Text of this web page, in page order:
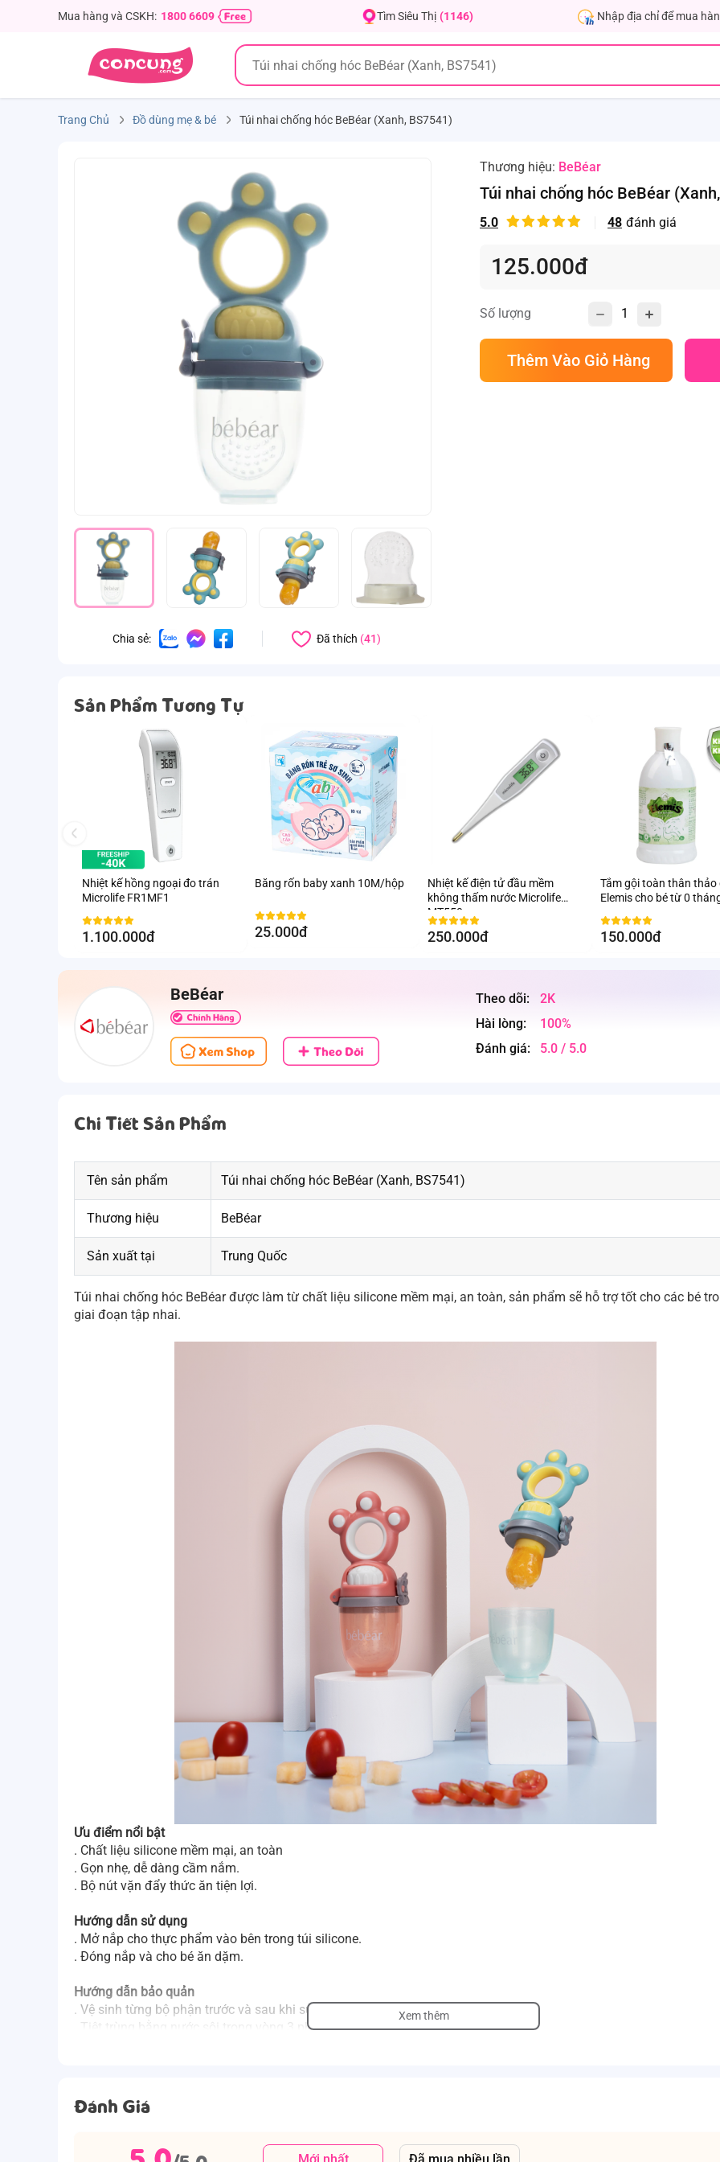
Mua hàng và CSKH: 1800 6609 Tìm Siêu Thị (1146) Nhập địa chỉ để mua
Trang Chủ Đồ dùng mẹ & bé Túi nhai chống hóc BeBéar (Xanh, BS7541)
Chia sẻ: Đã thích (41)
Thương hiệu: BeBéar
Túi nhai chống hóc BeBéar
5.0 48 đánh giá
125.000đ
Số lượng
Thêm Vào Giỏ Hàng
Sản Phẩm Tương Tự
Nhiệt kế hồng ngoại đo trán
Microlife FR1MF1
1.100.000đ
Băng rốn baby xanh 10M/hộp
25.000đ
Nhiệt kế điện tử đầu mềm
không thấm nước Microlife
MT550
250.000đ
Tắm gội toàn thân thảo
Elemis cho bé từ 0
150.000đ
BeBéar Theo dõi:
2K
Hài lòng:
100%
Đánh giá:
5.0 / 5.0
Chi Tiết Sản Phẩm
Tên sản phẩm Túi nhai chống hóc BeBéar (Xanh, BS7541)
Thương hiệu BeBéar
Sản xuất tại Trung Quốc
Túi nhai chống hóc BeBéar được làm từ chất liệu silicone mềm mại, an toàn, sản phẩm sẽ hỗ trợ tốt cho các bé
giai đoạn tập nhai.
Ưu điểm nổi bật
. Chất liệu silicone mềm mại, an toàn
. Gọn nhẹ, dễ dàng cầm nắm.
. Bộ nút vặn đẩy thức ăn tiện lợi.
Hướng dẫn sử dụng
. Mở nắp cho thực phẩm vào bên trong túi silicone.
. Đóng nắp và cho bé ăn dặm.
Hướng dẫn bảo quản
. Vệ sinh từng bộ phận trước và sau khi sử dụng.
. Tiệt trùng bằng nước sôi trong vòng 3 phút.
. Không vệ sinh sản phẩm bằng máy rửa chén, lò vi sóng, máy tiệt trùng UV, hơi nước.
. Túi nhai silicone có thể hấp thụ màu thực phẩm nhưng không ảnh hưởng đến chất lượng sản phẩm.
Kích thước
Xem thêm
Đánh Giá